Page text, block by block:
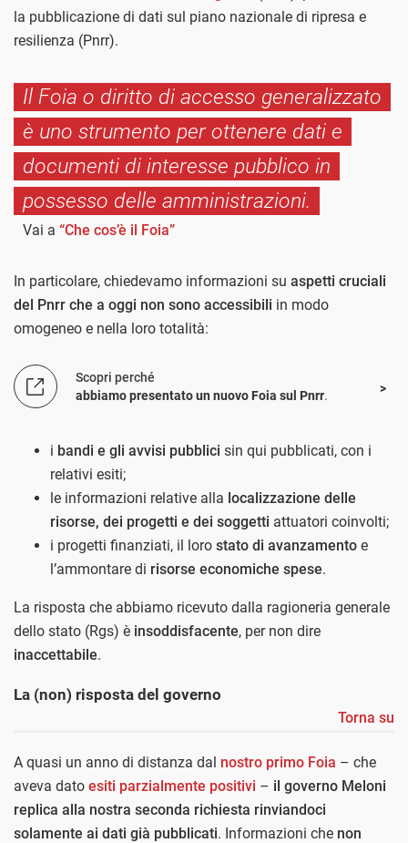
la pubblicazione di dati sul piano nazionale di ripresa e
resilienza (Pnrr).
Il Foia o diritto di accesso generalizzato
è uno strumento per ottenere dati e
documenti di interesse pubblico in
possesso delle amministrazioni.
Vai a “Che cos’è il Foia”
In particolare, chiedevamo informazioni su aspetti cruciali
del Pnrr che a oggi non sono accessibili in modo
omogeneo e nella loro totalità:
Scopri perché
abbiamo presentato un nuovo Foia sul Pnrr.
i bandi e gli avvisi pubblici sin qui pubblicati, con i
relativi esiti;
le informazioni relative alla localizzazione delle
risorse, dei progetti e dei soggetti attuatori coinvolti;
i progetti finanziati, il loro stato di avanzamento e
l’ammontare di risorse economiche spese.
La risposta che abbiamo ricevuto dalla ragioneria generale
dello stato (Rgs) è insoddisfacente, per non dire
inaccettabile.
La (non) risposta del governo
Torna su
A quasi un anno di distanza dal nostro primo Foia – che
aveva dato esiti parzialmente positivi – il governo Meloni
replica alla nostra seconda richiesta rinviandoci
solamente ai dati già pubblicati. Informazioni che non